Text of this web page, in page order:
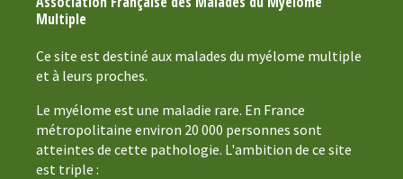
Multiple
Ce site est destiné aux malades du myélome multiple
et à leurs proches.
Le myélome est une maladie rare. En France
métropolitaine environ 20 000 personnes sont
atteintes de cette pathologie. L'ambition de ce site
est triple :